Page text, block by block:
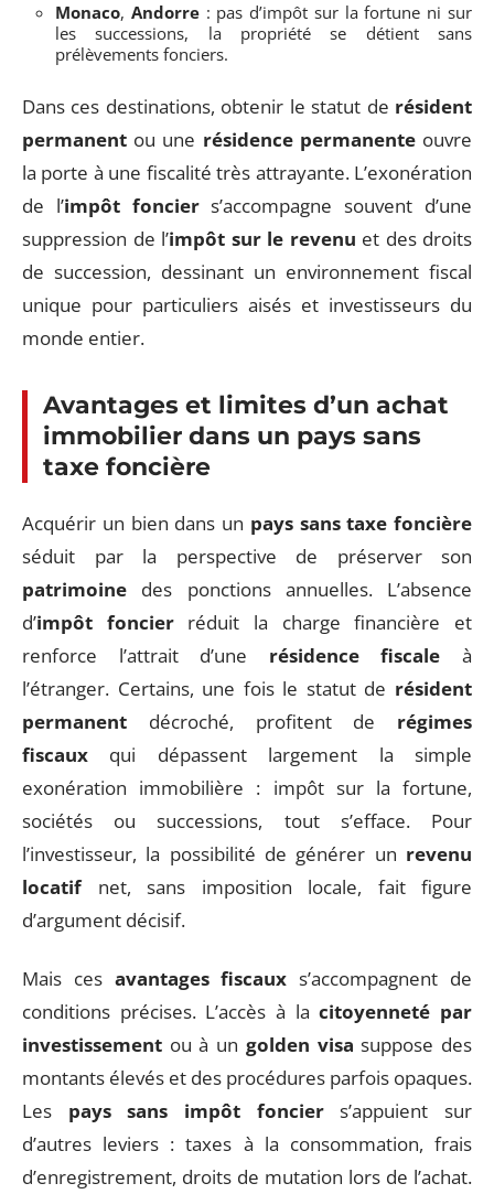
Monaco, Andorre: pas d’impôt sur la fortune ni sur
les successions, la propriété se détient sans
prélèvements fonciers.
Dans ces destinations, obtenir le statut de résident
permanent ou une résidence permanenteouvre
la porte à une fiscalité très attrayante. L’exonération
de l’impôt fonciers’accompagne souvent d’une
suppression de l’impôt sur le revenu et des droits
de succession, dessinant un environnement fiscal
unique pour particuliers aisés et investisseurs du
monde entier.
Avantages et limites d’un achat
immobilier dans un pays sans
taxe foncière
Acquérir un bien dans un pays sans taxe foncière
séduit par la perspective de préserver son
patrimoine des ponctions annuelles. L’absence
d’impôt foncierréduit la charge financière et
renforce l’attrait d’une résidence fiscale à
l’étranger. Certains, une fois le statut de résident
permanent décroché, profitent de régimes
fiscaux qui dépassent largement la simple
exonération immobilière : impôt sur la fortune,
sociétés ou successions, tout s’efface. Pour
l’investisseur, la possibilité de générer un revenu
locatifnet, sans imposition locale, fait figure
d’argument décisif.
Mais ces avantages fiscaux s’accompagnent de
conditions précises. L’accès à lacitoyenneté par
investissement ou à un golden visa suppose des
montants élevés et des procédures parfois opaques.
Les pays sans impôt fonciers’appuient sur
d’autres leviers : taxes à la consommation, frais
d’enregistrement, droits de mutation lors de l’achat.